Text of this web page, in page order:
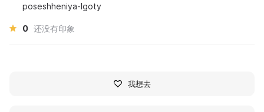
poseshheniya-lgoty
0 还没有印象
我想去